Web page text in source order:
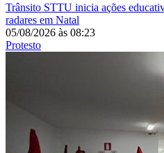
Trânsito STTU inicia ações
radares em Natal
05/08/2026 às 08:23
Protesto